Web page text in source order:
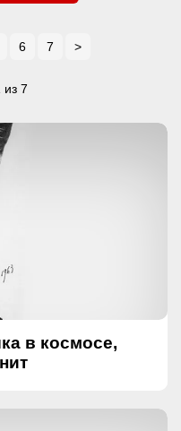
6 7 >
7
в космосе,